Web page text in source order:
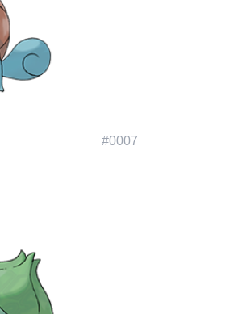
#0007